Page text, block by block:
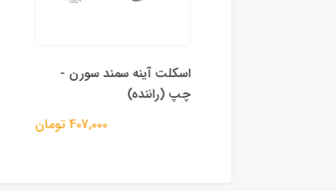
اسکلت آینه سمند سورن -
چپ (راننده)
407,000 تومان